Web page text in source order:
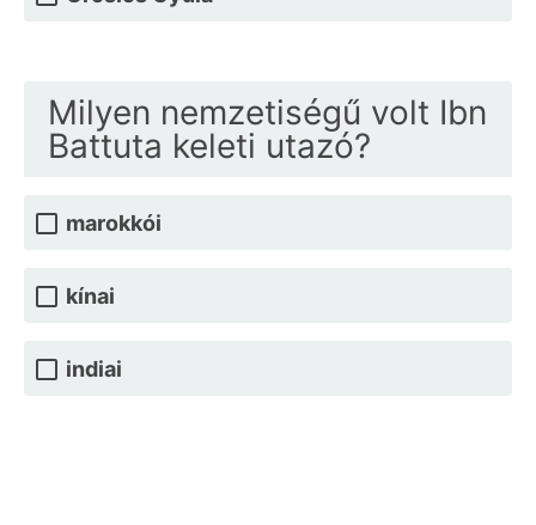
Milyen nemzetiségű volt Ibn
Battuta keleti utazó?
marokkói
kínai
indiai